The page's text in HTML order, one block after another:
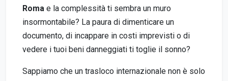
Roma e la complessità ti sembra un muro
insormontabile? La paura di dimenticare un
documento, di incappare in costi imprevisti o di
vedere i tuoi beni danneggiati ti toglie il sonno?
Sappiamo che un trasloco internazionale non è solo